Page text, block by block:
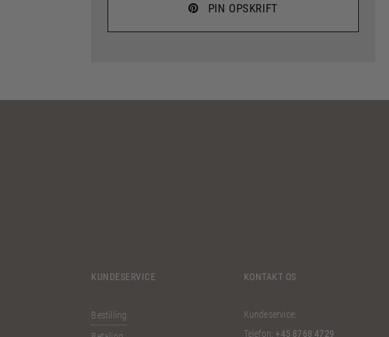
PIN OPSKRIFT
KUNDESERVICE
Bestilling
KONTAKT OS
Kundeservice:
Telefon: +45 8768 4729